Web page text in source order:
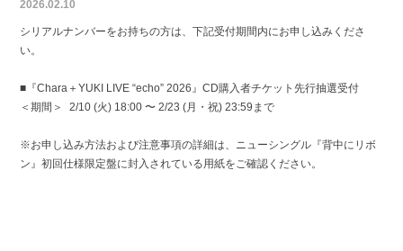
2026.02.10
シリアルナンバーをお持ちの方は、下記受付期間内にお申し込みくださ
い。
■『Chara＋YUKI LIVE “echo” 2026』CD購入者チケット先行抽選受付
＜期間＞ 2/10 (火) 18:00 〜 2/23 (月・祝) 23:59まで
※お申し込み方法および注意事項の詳細は、ニューシングル『背中にリボ
ン』初回仕様限定盤に封入されている用紙をご確認ください。